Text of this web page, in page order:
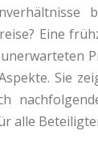
Eine
Sie
alle